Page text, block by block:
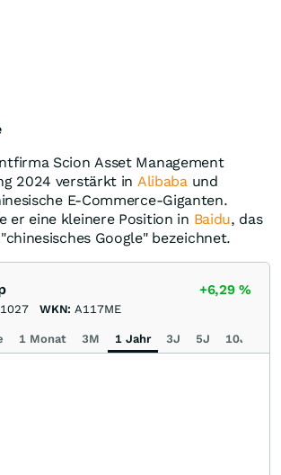
Scion Asset Management
2024 verstärkt in Alibabaund
E-Commerce-Giganten.
er eine kleinere Position in Baidu, das
Google" bezeichnet.
+6,29%
WKN: A117ME
1 Monat 3M 1 Jahr 3J 5J 10J